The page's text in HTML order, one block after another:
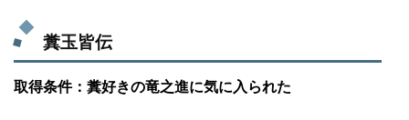
糞玉皆伝
取得条件：糞好きの竜之進に気に入られた